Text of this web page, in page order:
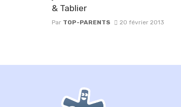
& Tablier
Par TOP-PARENTS 20 février 2013